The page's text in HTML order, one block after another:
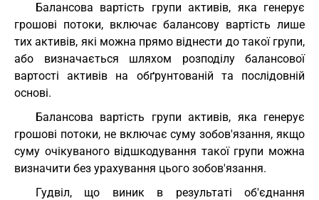
Балансова вартість групи активів, яка генерує
грошові потоки, включає балансову вартість лише
тих активів, які можна прямо віднести до такої групи,
або визначається шляхом розподілу балансової
вартості активів на обґрунтованій та послідовній
основі.
Балансова вартість групи активів, яка генерує
грошові потоки, не включає суму зобов'язання, якщо
суму очікуваного відшкодування такої групи можна
визначити без урахування цього зобов'язання.
Гудвіл, що виник в результаті об'єднання